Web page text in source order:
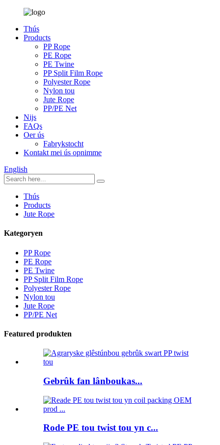
Thús
Products
PP Rope
PE Rope
PE Twine
PP Split Film Rope
Polyester Rope
Nylon tou
Jute Rope
PP/PE Net
Nijs
FAQs
Oer ús
Fabrykstocht
Kontakt mei ús opnimme
English
Thús
Products
Jute Rope
Kategoryen
PP Rope
PE Rope
PE Twine
PP Split Film Rope
Polyester Rope
Nylon tou
Jute Rope
PP/PE Net
Featured produkten
Gebrûk fan lânboukas...
Rode PE tou twist tou yn c...